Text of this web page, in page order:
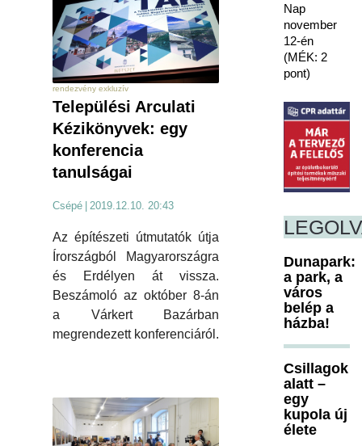
rendezvény exkluzív
Települési Arculati
Kézikönyvek: egy
konferencia
tanulságai
Csépé | 2019.12.10. 20:43
Az építészeti útmutatók útja
Írországból Magyarországra
és Erdélyen át vissza.
Beszámoló az október 8-án
a Várkert Bazárban
megrendezett konferenciáról.
Nap
november
12-én
(MÉK: 2
pont)
Dunapark:
a park, a
város
belép a
házba!
Csillagok
alatt –
egy
kupola új
élete